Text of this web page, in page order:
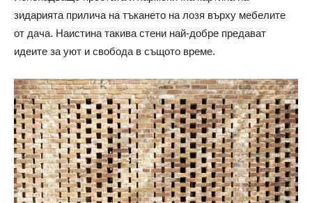
зидарията прилича на тъкането на лозя върху мебелите
от дача. Наистина такива стени най-добре предават
идеите за уют и свобода в същото време.